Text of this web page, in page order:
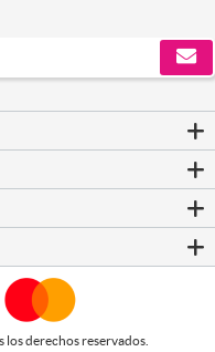
derechos reservados.